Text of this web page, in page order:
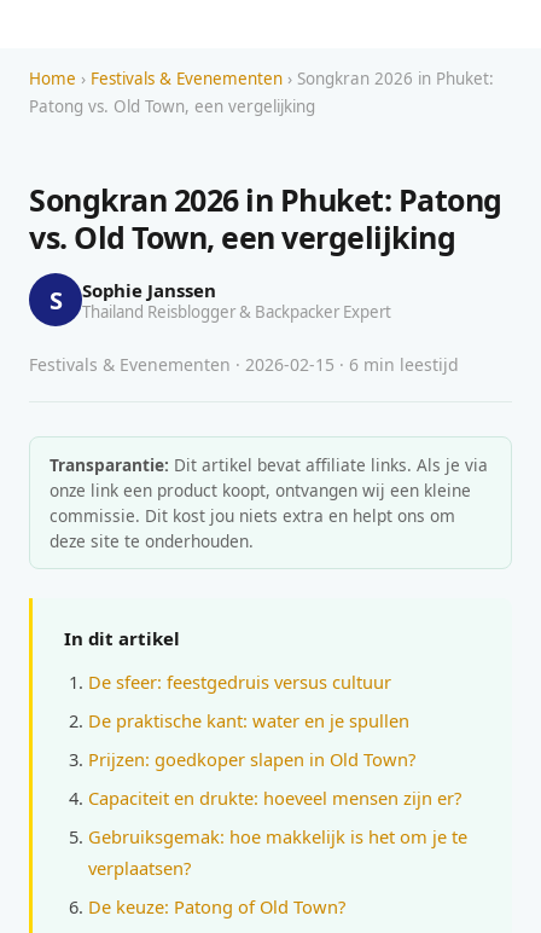
Home › Festivals & Evenementen › Songkran 2026 in Phuket:
Patong vs. Old Town, een vergelijking
Songkran 2026 in Phuket: Patong
vs. Old Town, een vergelijking
S Sophie Janssen
Thailand Reisblogger & Backpacker Expert
Festivals & Evenementen · 2026-02-15 · 6 min leestijd
Transparantie: Dit artikel bevat affiliate links. Als je via
onze link een product koopt, ontvangen wij een kleine
commissie. Dit kost jou niets extra en helpt ons om
deze site te onderhouden.
In dit artikel
De sfeer: feestgedruis versus cultuur
De praktische kant: water en je spullen
Prijzen: goedkoper slapen in Old Town?
Capaciteit en drukte: hoeveel mensen zijn er?
Gebruiksgemak: hoe makkelijk is het om je te
verplaatsen?
De keuze: Patong of Old Town?